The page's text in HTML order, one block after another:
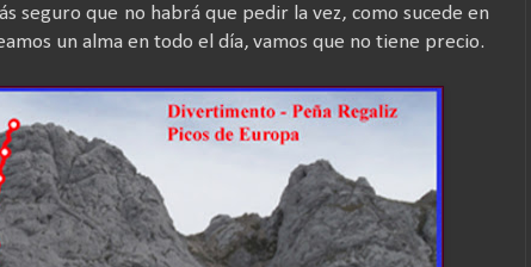
seguro que no habrá que pedir la vez, como sucede en
un alma en todo el día, vamos que no tiene precio.